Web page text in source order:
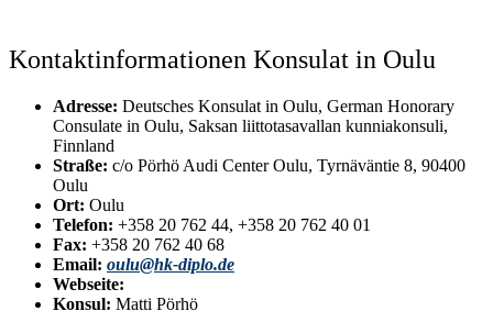
Kontaktinformationen Konsulat in Oulu
Adresse: Deutsches Konsulat in Oulu, German Honorary
Consulate in Oulu, Saksan liittotasavallan kunniakonsuli,
Finnland
Straße: c/o Pörhö Audi Center Oulu, Tyrnäväntie 8, 90400
Oulu
Ort: Oulu
Telefon: +358 20 762 44, +358 20 762 40 01
Fax: +358 20 762 40 68
Email: oulu@hk-diplo.de
Webseite:
Konsul: Matti Pörhö